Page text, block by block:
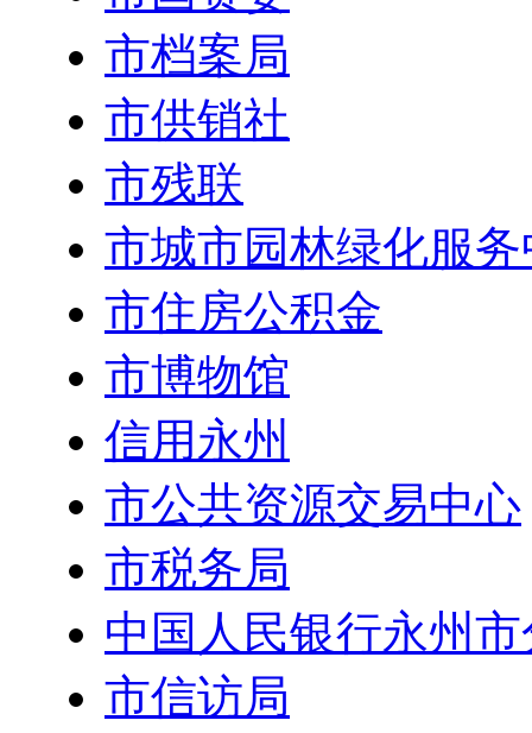
市档案局
市供销社
市残联
市城市园林绿化服
市住房公积金
市博物馆
信用永州
市公共资源交易中心
市税务局
中国人民银行永州
市信访局